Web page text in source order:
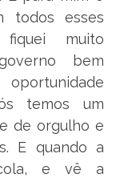
todos esses
muito
bem
oportunidade
temos um
de orgulho e
E quando a
e vê a